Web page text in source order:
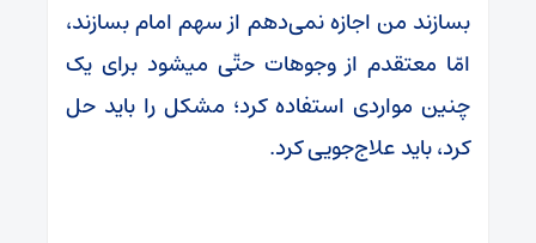
بسازند من اجازه نمی‌دهم از سهم امام بسازند،‌
امّا معتقدم از وجوهات حتّی میشود برای یک
چنین مواردی استفاده کرد؛ مشکل را باید حل
کرد، باید علاج‌جویی کرد.